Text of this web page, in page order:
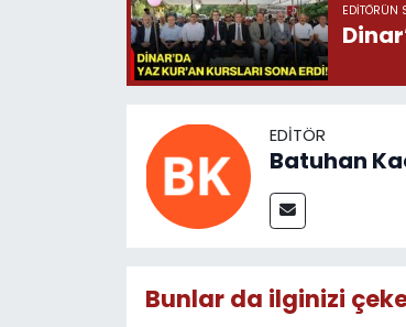
EDITÖRÜN
EDITÖR
Batuhan
Bunlar da ilginizi